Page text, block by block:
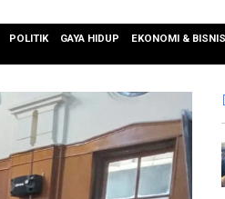
POLITIK GAYA HIDUP EKONOMI & BISNIS